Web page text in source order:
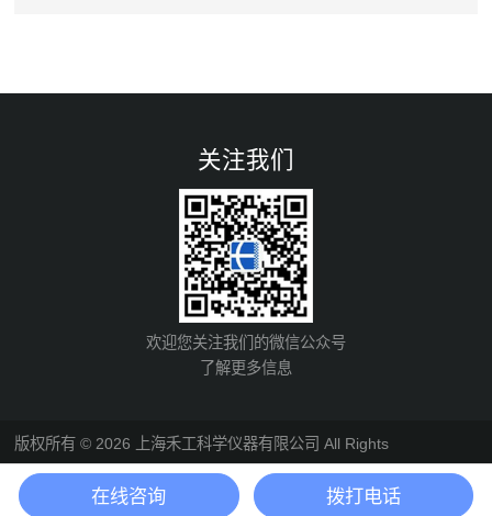
关注我们
欢迎您关注我们的微信公众号
了解更多信息
版权所有 © 2026 上海禾工科学仪器有限公司 All Rights
Reserved备案号：沪ICP备05002513号-7总流量：
596698管理登陆技术支持： 化工仪器网 Sitemap.xml
在线咨询 拨打电话